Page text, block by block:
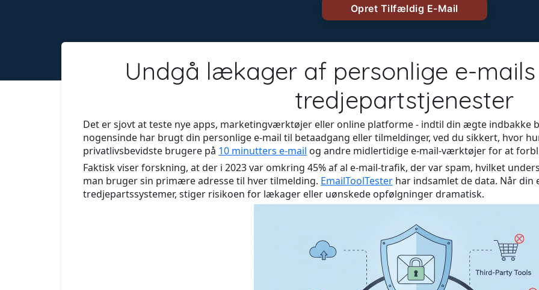
Undgå lækager af personlige e-
tredjepartstjenester
Det er sjovt at teste nye apps, marketingværktøjer eller online platforme - indtil din ægte indbakke
nogensinde har brugt din personlige e-mail til betaadgang eller tilmeldinger, ved du sikkert, hvor
privatlivsbevidste brugere på 10 minutters e-mail og andre midlertidige e-mail-værktøjer for at
Faktisk viser forskning, at der i 2023 var omkring 45% af al e-mail-trafik, der var spam, hvilket
man bruger sin primære adresse til hver tilmelding. EmailToolTester har indsamlet de data. Når
tredjepartssystemer, stiger risikoen for lækager eller uønskede opfølgninger dramatisk.